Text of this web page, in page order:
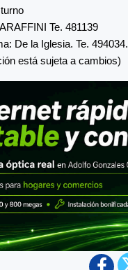
Te. 481139
De la Iglesia. Te. 494034.
está sujeta a cambios)